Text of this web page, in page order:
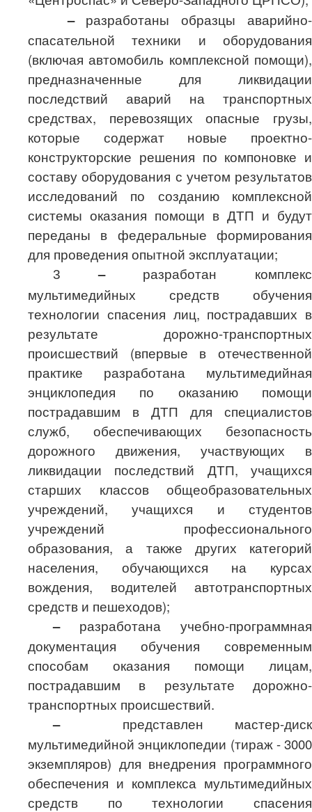
– разработаны образцы аварийно-
спасательной техники и оборудования
(включая автомобиль комплексной помощи),
предназначенные для ликвидации
последствий аварий на транспортных
средствах, перевозящих опасные грузы,
которые содержат новые проектно-
конструкторские решения по компоновке и
составу оборудования с учетом результатов
исследований по созданию комплексной
системы оказания помощи в ДТП и будут
переданы в федеральные формирования
для проведения опытной эксплуатации;
3 –
разработан комплекс
мультимедийных средств обучения
технологии спасения лиц, пострадавших в
результате дорожно-транспортных
происшествий (впервые в отечественной
практике разработана мультимедийная
энциклопедия по оказанию помощи
пострадавшим в ДТП для специалистов
служб, обеспечивающих безопасность
дорожного движения, участвующих в
ликвидации последствий ДТП, учащихся
старших классов общеобразовательных
учреждений, учащихся и студентов
учреждений профессионального
образования, а также других категорий
населения, обучающихся на курсах
вождения, водителей автотранспортных
средств и пешеходов);
– разработана учебно-программная
документация обучения современным
способам оказания помощи лицам,
пострадавшим в результате дорожно-
транспортных происшествий.
–
представлен мастер-диск
мультимедийной энциклопедии (тираж - 3000
экземпляров) для внедрения программного
обеспечения и комплекса мультимедийных
средств по технологии спасения